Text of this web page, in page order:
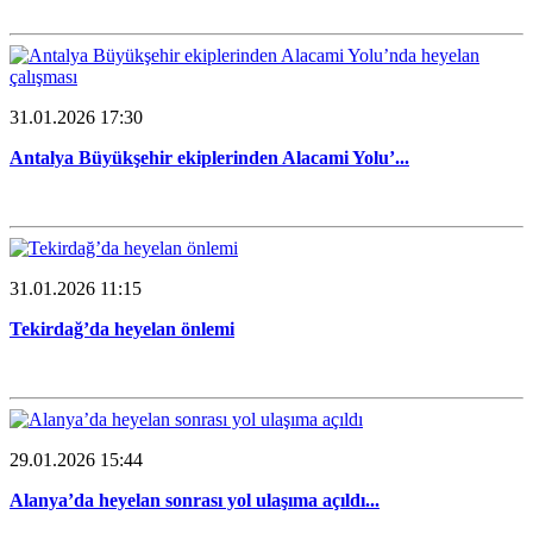
31.01.2026 17:30
Antalya Büyükşehir ekiplerinden Alacami Yolu’...
31.01.2026 11:15
Tekirdağ’da heyelan önlemi
29.01.2026 15:44
Alanya’da heyelan sonrası yol ulaşıma açıldı...